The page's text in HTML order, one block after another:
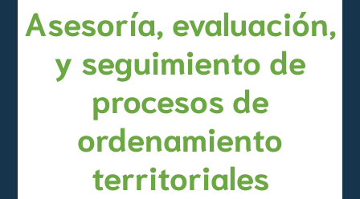
Asesoría, evaluación,
y seguimiento de
procesos de
ordenamiento
territoriales